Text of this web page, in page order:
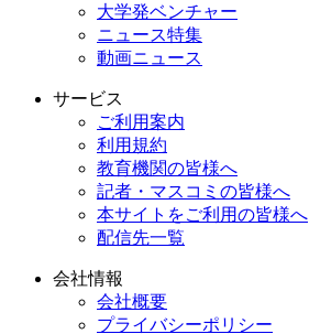
大学発ベンチャー
ニュース特集
動画ニュース
サービス
ご利用案内
利用規約
教育機関の皆様へ
記者・マスコミの皆様へ
本サイトをご利用の皆様へ
配信先一覧
会社情報
会社概要
プライバシーポリシー